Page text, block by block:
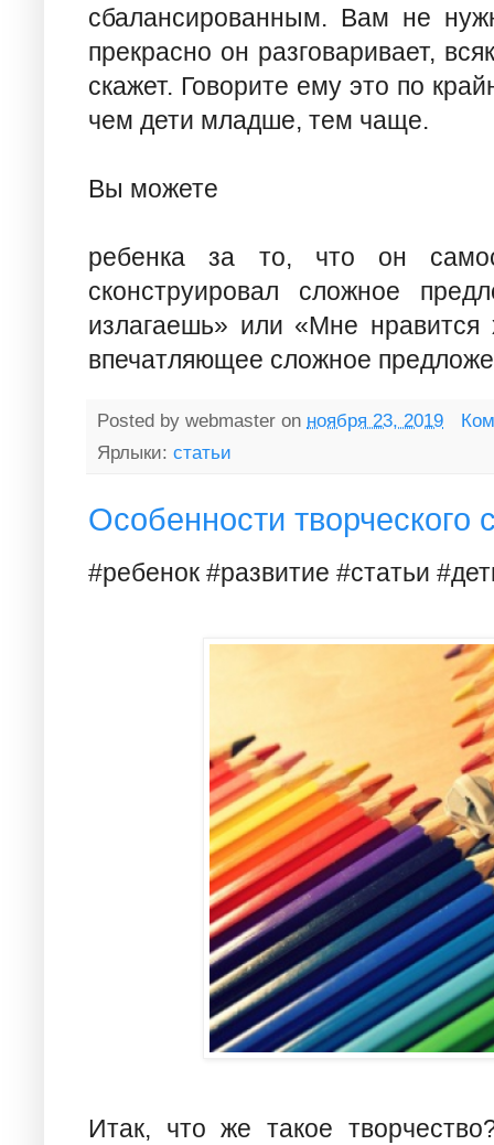
сбалансированным. Вам не
прекрасно он разговаривает,
скажет. Говорите ему это по
чем дети младше, тем чаще.
Вы можете
ребенка за то, что он
сконструировал сложное
излагаешь» или «Мне
впечатляющее сложное
Posted by webmaster on ноября 23, 2019
Ярлыки: статьи
Особенности творческого
#ребенок #развитие #статьи
Итак, что же такое